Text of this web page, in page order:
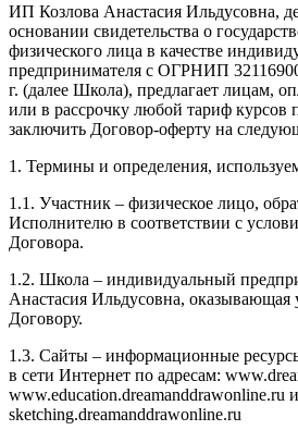
ИП Козлова Анастасия Ильдусовна,
основании свидетельства о
физического лица в качестве
предпринимателя с ОГРНИП
г. (далее Школа), предлагает лицам,
или в рассрочку любой тариф курсов
заключить Договор-оферту на
1. Термины и определения,
1.1. Участник – физическое лицо,
Исполнителю в соответствии с
Договора.
1.2. Школа – индивидуальный
Анастасия Ильдусовна, оказывающая
Договору.
1.3. Сайты – информационные
в сети Интернет по адресам:
www.education.dreamanddrawonline.ru и
sketching.dreamanddrawonline.ru